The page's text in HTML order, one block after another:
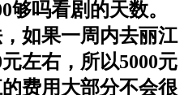
够吗看剧的天数。
如果一周内去丽江
左右，所以5000元
费用大部分不会很